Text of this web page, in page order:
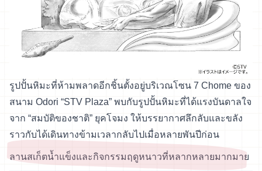
รูปปั้นหิมะที่ห้ามพลาดอีกชิ้นตั้งอยู่บริเวณโซน 7 Chome ของ
สนาม Odori “STV Plaza” พบกับรูปปั้นหิมะที่ได้แรงบันดาลใจ
จาก “สมบัติของชาติ” ยุคโจมง ให้บรรยากาศลึกลับและขลัง
ราวกับได้เดินทางข้ามเวลากลับไปเมื่อหลายพันปีก่อน
ลานสเก็ตน้ำแข็งและกิจกรรมฤดูหนาวที่หลากหลายมากมาย